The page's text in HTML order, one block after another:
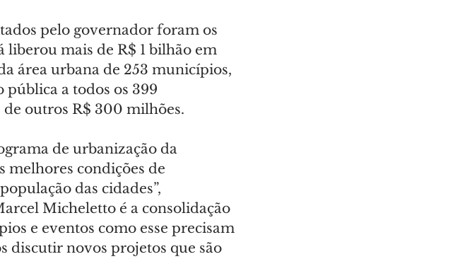
pelo governador foram os
liberou mais de R$ 1 bilhão em
área urbana de 253 municípios,
pública a todos os 399
outros R$ 300 milhões.
de urbanização da
melhores condições de
das cidades”,
Micheletto é a consolidação
e eventos como esse precisam
discutir novos projetos que são